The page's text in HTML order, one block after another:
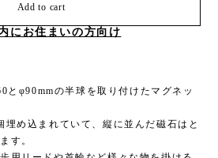
Add to cart
にお住まいの方向け
とφ90mmの半球を取り付けたマグネッ
埋め込まれていて、縦に並んだ磁石はと
す。